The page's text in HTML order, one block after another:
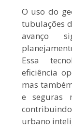
O uso do
tubulações
avanço
Essa
eficiência
mas
e seguras
urbano